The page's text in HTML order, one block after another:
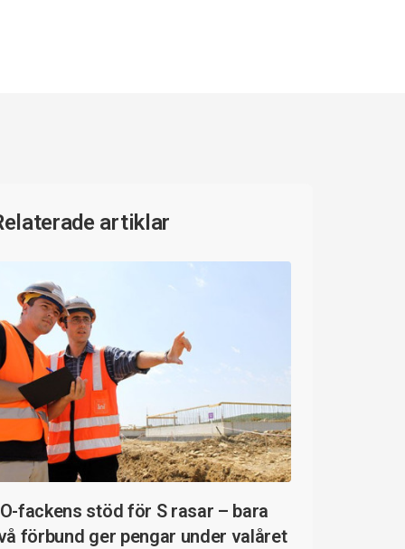
artiklar
fackens stöd för S rasar – bara
förbund ger pengar under valåret